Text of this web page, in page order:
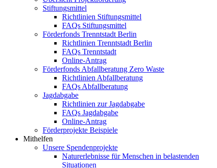
Stiftungsmittel
Richtlinien Stiftungsmittel
FAQs Stiftungsmittel
Förderfonds Trenntstadt Berlin
Richtlinien Trenntstadt Berlin
FAQs Trenntstadt
Online-Antrag
Förderfonds Abfallberatung Zero Waste
Richtlinien Abfallberatung
FAQs Abfallberatung
Jagdabgabe
Richtlinien zur Jagdabgabe
FAQs Jagdabgabe
Online-Antrag
Förderprojekte Beispiele
Mithelfen
Unsere Spendenprojekte
Naturerlebnisse für Menschen in belastenden
Situationen